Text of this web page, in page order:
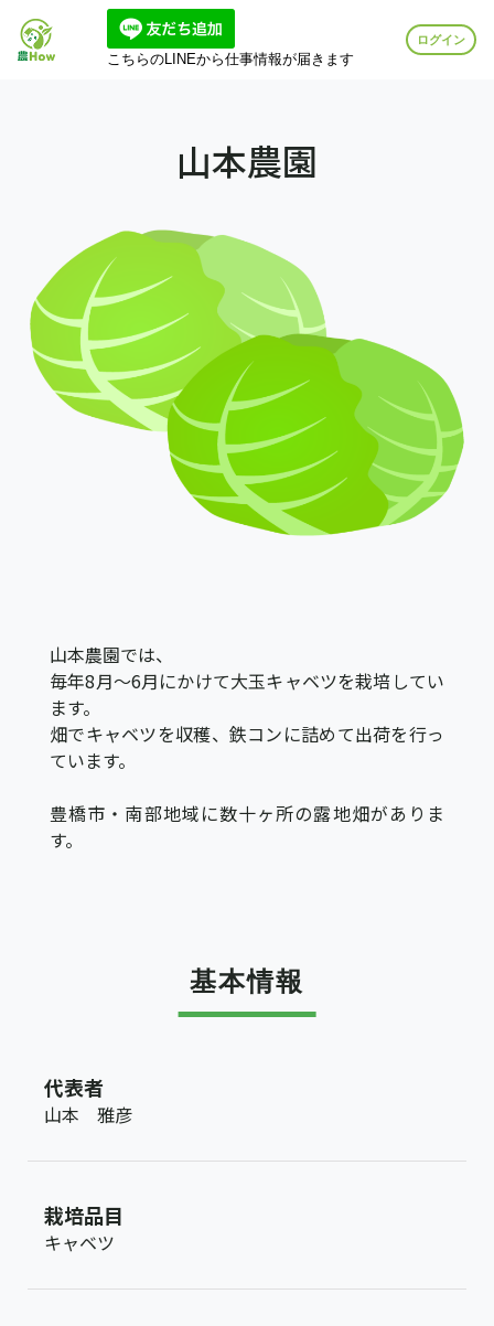
こちらのLINEから仕事情報が届きます
ログイン
山本農園
山本農園では、
毎年8月～6月にかけて大玉キャベツを栽培してい
ます。
畑でキャベツを収穫、鉄コンに詰めて出荷を行っ
ています。
豊橋市・南部地域に数十ヶ所の露地畑がありま
す。
基本情報
代表者
山本 雅彦
栽培品目
キャベツ